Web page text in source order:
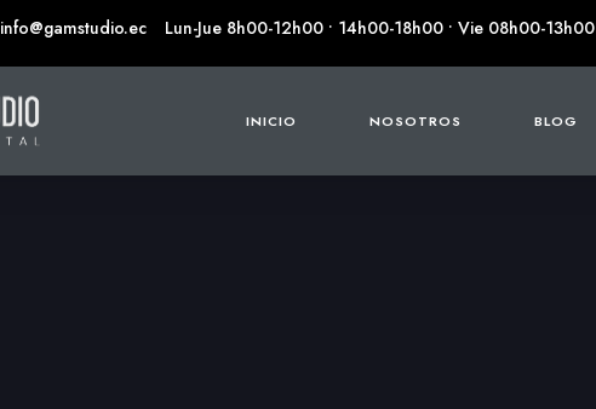
info@gamstudio.ec Lun-Jue 8h00-12h00 • 14h00-18h00 • Vie 08h00-13h00
INICIO NOSOTROS BLOG